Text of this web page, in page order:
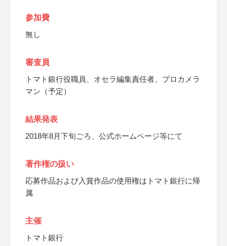
参加費
無し
審査員
トマト銀行役職員、オセラ編集責任者、プロカメラ
マン（予定）
結果発表
2018年8月下旬ごろ、公式ホームページ等にて
著作権の扱い
応募作品および入賞作品の使用権はトマト銀行に帰
属
主催
トマト銀行